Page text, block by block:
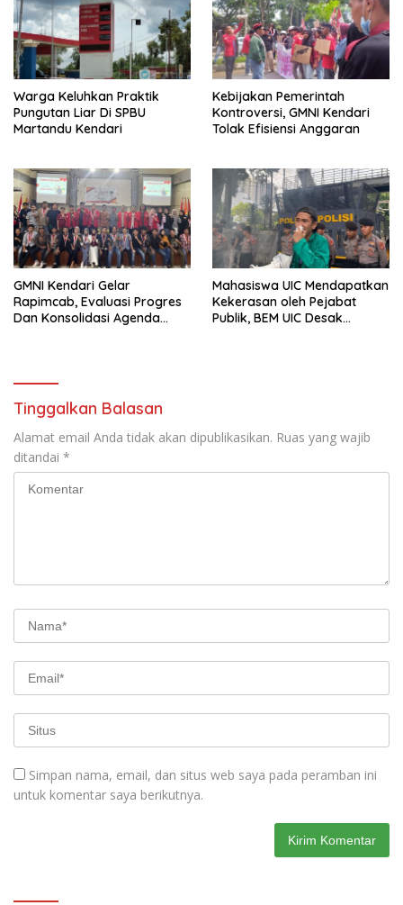
Warga Keluhkan Praktik
Pungutan Liar Di SPBU
Martandu Kendari
Kebijakan Pemerintah
Kontroversi, GMNI Kendari
Tolak Efisiensi Anggaran
GMNI Kendari Gelar
Rapimcab, Evaluasi Progres
Dan Konsolidasi Agenda
Mahasiswa UIC Mendapatkan
Kekerasan oleh Pejabat
Publik, BEM UIC Desak
Tinggalkan Balasan
Alamat email Anda tidak akan dipublikasikan. Ruas yang wajib
ditandai *
Simpan nama, email, dan situs web saya pada peramban ini
untuk komentar saya berikutnya.